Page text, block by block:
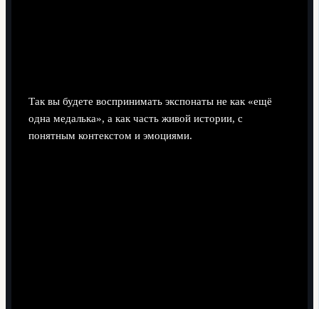
Так вы будете воспринимать экспонаты не как «ещё
одна медалька», а как часть живой истории, с
понятным контекстом и эмоциями.